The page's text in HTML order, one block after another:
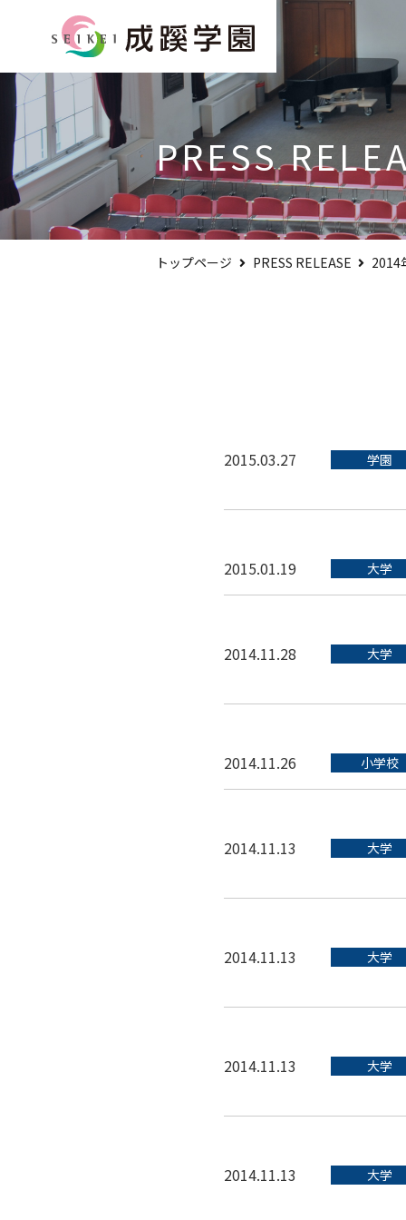
PRESS
トップページ PRESS RELEASE 2014
2015.03.27 学園
2015.01.19 大学
2014.11.28 大学
2014.11.26 小学校
2014.11.13 大学
2014.11.13 大学
2014.11.13 大学
2014.11.13 大学